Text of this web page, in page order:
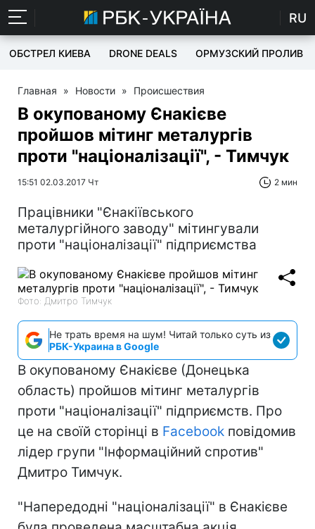
RU
ОБСТРЕЛ КИЕВА DRONE DEALS ОРМУЗСКИЙ ПРОЛИВ
Главная » Новости » Происшествия
В окупованому Єнакієве
пройшов мітинг металургів
проти "націоналізації", - Тимчук
15:51 02.03.2017 Чт 2 мин
Працівники "Єнакіївського
металургійного заводу" мітингували
проти "націоналізації" підприємства
Фото: Дмитро Тимчук
Не трать время на шум! Читай только суть из
РБК-Украина в Google
В окупованому Єнакієве (Донецька
область) пройшов мітинг металургів
проти "націоналізації" підприємств. Про
це на своїй сторінці в Facebook повідомив
лідер групи "Інформаційний спротив"
Дмитро Тимчук.
"Напередодні "націоналізації" в Єнакієве